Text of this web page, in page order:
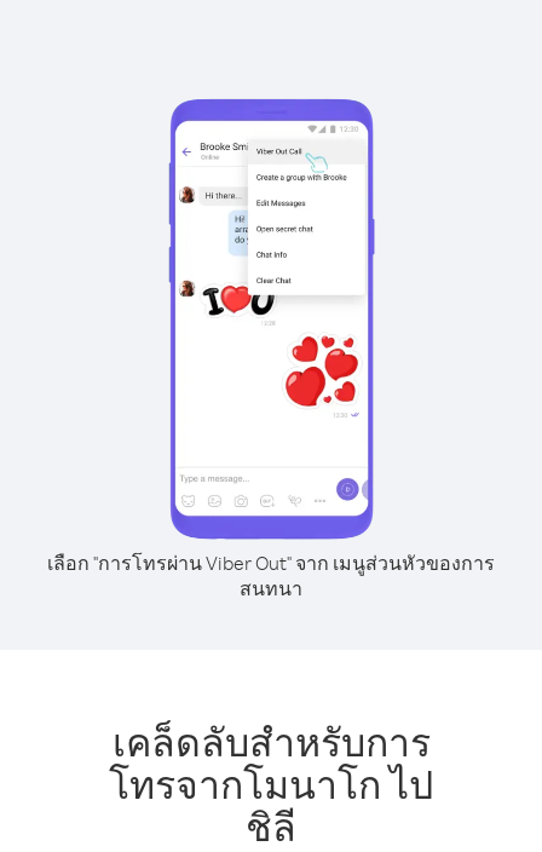
เลือก "การโทรผ่าน Viber Out" จาก เมนูส่วนหัวของการ
สนทนา
เคล็ดลับสำหรับการ
โทรจากโมนาโก ไป
ชิลี